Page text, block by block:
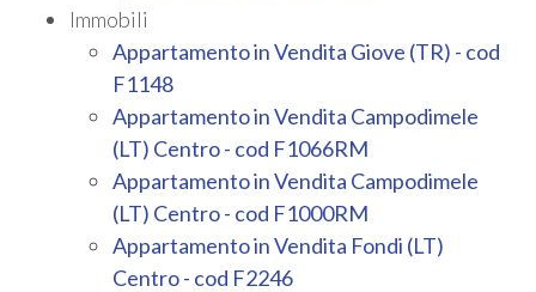
Immobili
Appartamento in Vendita Giove (TR) - cod
F1148
Appartamento in Vendita Campodimele
(LT) Centro - cod F1066RM
Appartamento in Vendita Campodimele
(LT) Centro - cod F1000RM
Appartamento in Vendita Fondi (LT)
Centro - cod F2246
Tipologia
multiscelta
Qualsiasi
Residenziali